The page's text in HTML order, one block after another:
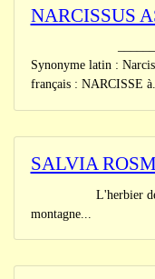
NARCISSUS
Synonyme latin :
français : NARCISSE
SALVIA
L'herbier de
montagne...